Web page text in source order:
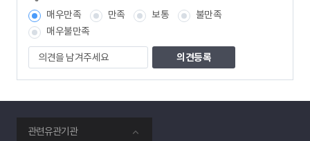
매우만족
만족 보통
불만족
매우불만족
의
견
을
겨
주
세
관련유관기관